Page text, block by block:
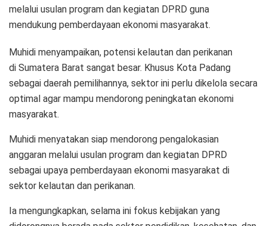
melalui usulan program dan kegiatan DPRD guna
mendukung pemberdayaan ekonomi masyarakat.
Muhidi menyampaikan, potensi kelautan dan perikanan
di Sumatera Barat sangat besar. Khusus Kota Padang
sebagai daerah pemilihannya, sektor ini perlu dikelola secara
optimal agar mampu mendorong peningkatan ekonomi
masyarakat.
Muhidi menyatakan siap mendorong pengalokasian
anggaran melalui usulan program dan kegiatan DPRD
sebagai upaya pemberdayaan ekonomi masyarakat di
sektor kelautan dan perikanan.
Ia mengungkapkan, selama ini fokus kebijakan yang